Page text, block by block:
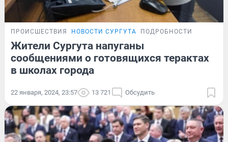
ПРОИСШЕСТВИЯ НОВОСТИ СУРГУТА ПОДРОБНОСТИ
Жители Сургута напуганы
сообщениями о готовящихся терактах
в школах города
22 января, 2024, 23:57 13 721 Обсудить